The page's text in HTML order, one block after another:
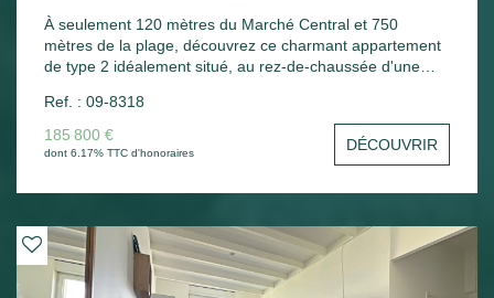
À seulement 120 mètres du Marché Central et 750
mètres de la plage, découvrez ce charmant appartement
de type 2 idéalement situé, au rez-de-chaussée d'une
compose d'une belle entrée avec grand placard, d'un
séjour-salon ouvrant sur une spacieuse terrasse couverte
exposée Sud-Est, parfaite pour profiter des beaux jours.
Vous trouverez également une cuisine indépendante,
aménagée et fonctionnelle, une grande chambre avec
bien alliant confort, emplacement privilégié et qualité de
vie, à proximité immédiate des commerces et de l'océan.
Ref. : 09-8318
185 800 €
dont 6.17% TTC d'honoraires DÉCOUVRIR